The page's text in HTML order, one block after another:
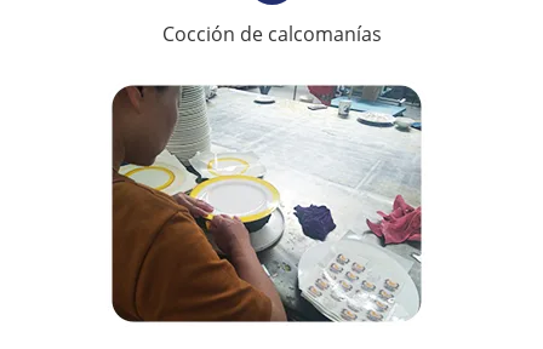
Cocción de calcomanías